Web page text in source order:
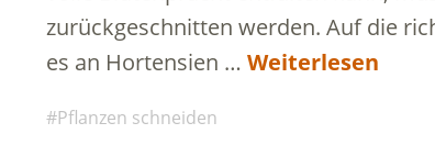
zurückgeschnitten werden. Auf die
es an Hortensien … Weiterlesen
Pflanzen schneiden